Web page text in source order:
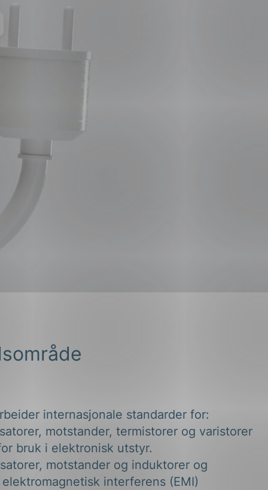
internasjonale standarder for:
motstander, termistorer og varistorer
bruk i elektronisk utstyr.
motstander og induktorer og
interferens (EMI)